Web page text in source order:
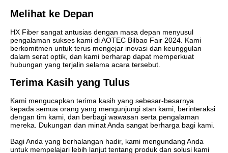
Melihat ke Depan
HX Fiber sangat antusias dengan masa depan menyusul
pengalaman sukses kami di AOTEC Bilbao Fair 2024. Kami
berkomitmen untuk terus mengejar inovasi dan keunggulan
dalam serat optik, dan kami berharap dapat memperkuat
hubungan yang terjalin selama acara tersebut.
Terima Kasih yang Tulus
Kami mengucapkan terima kasih yang sebesar-besarnya
kepada semua orang yang mengunjungi stan kami, berinteraksi
dengan tim kami, dan berbagi wawasan serta pengalaman
mereka. Dukungan dan minat Anda sangat berharga bagi kami.
Bagi Anda yang berhalangan hadir, kami mengundang Anda
untuk mempelajari lebih lanjut tentang produk dan solusi kami